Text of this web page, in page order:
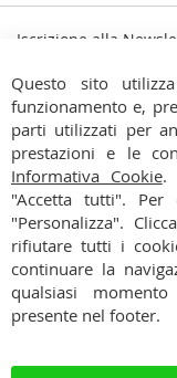
Iscrizione alla
alla
nostra
Newsletter:
Ho preso visione
Questo sito
funzionamento e,
parti utilizzati per
prestazioni e le
Informativa Cookie.
"Accetta tutti". Per
"Personalizza".
rifiutare tutti i
continuare la
qualsiasi
presente nel footer.